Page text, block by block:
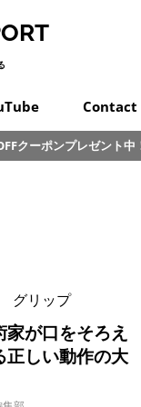
Contact
クーポンプレゼント中
が口をそろえ
正しい動作の大